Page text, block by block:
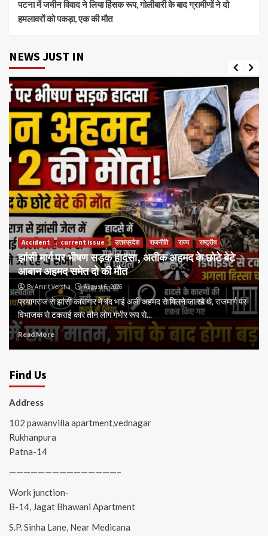
पटना में जमीन विवाद ने लिया हिंसक रूप, गोलीबारी के बाद ग्रामीणों ने दो
हमलावरों को पकड़ा, एक की मौत
NEWS JUST IN
Accident current issue उत्तरप्रदेश राजनीति राज्य राष्ट्रीय
झांसी मार्ग पर भीषण सड़क हादसा, अतीक अहमद के छोटे बेटे
आबान अहमद समेत दो की मौत
By Amrit Versha August 6, 2026
प्रयागराज से झांसी कारागार में बंद भाई अली अहमद से मिलने जा रहे थे, राजमार्ग पर
विभाजक से टकराई कार तीन लोग गंभीर रूप से...
Read More
Find Us
Address
102 pawanvilla apartment,vednagar
Rukhanpura
Patna-14
———————————————–
Work junction-
B-14, Jagat Bhawani Apartment
S.P. Sinha Lane, Near Medicana